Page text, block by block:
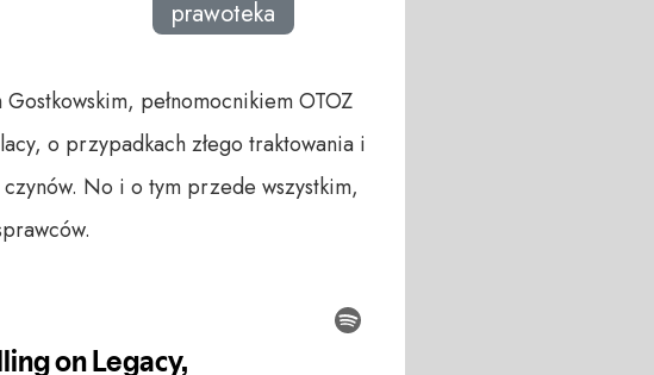
prawoteka
pełnomocnikiem OTOZ
o przypadkach złego traktowania i
No i o tym przede wszystkim,